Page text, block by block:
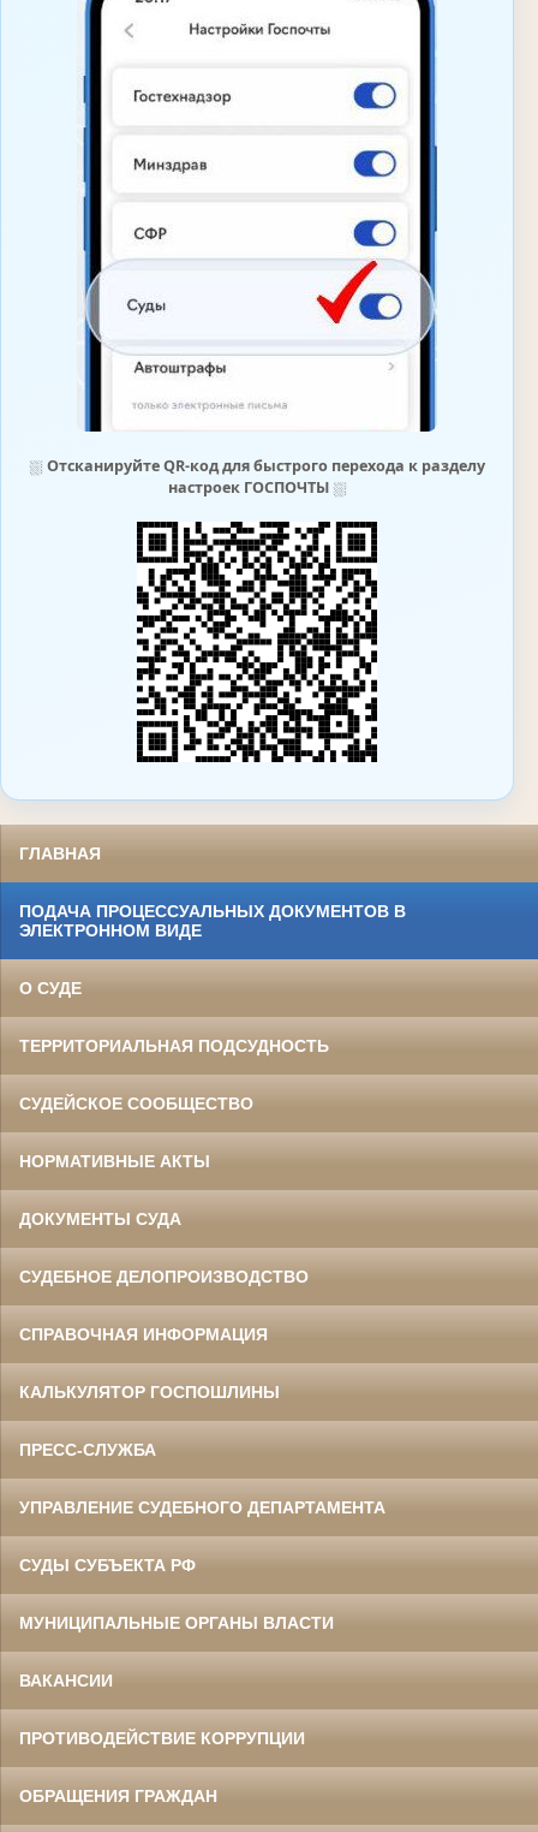
⛆ Отсканируйте QR-код для быстрого перехода к разделу
настроек ГОСПОЧТЫ⛆
ГЛАВНАЯ
ПОДАЧА ПРОЦЕССУАЛЬНЫХ ДОКУМЕНТОВ В
ЭЛЕКТРОННОМ ВИДЕ
О СУДЕ
ТЕРРИТОРИАЛЬНАЯ ПОДСУДНОСТЬ
СУДЕЙСКОЕ СООБЩЕСТВО
НОРМАТИВНЫЕ АКТЫ
ДОКУМЕНТЫ СУДА
СУДЕБНОЕ ДЕЛОПРОИЗВОДСТВО
СПРАВОЧНАЯ ИНФОРМАЦИЯ
КАЛЬКУЛЯТОР ГОСПОШЛИНЫ
ПРЕСС-СЛУЖБА
УПРАВЛЕНИЕ СУДЕБНОГО ДЕПАРТАМЕНТА
СУДЫ СУБЪЕКТА РФ
МУНИЦИПАЛЬНЫЕ ОРГАНЫ ВЛАСТИ
ВАКАНСИИ
ПРОТИВОДЕЙСТВИЕ КОРРУПЦИИ
ОБРАЩЕНИЯ ГРАЖДАН